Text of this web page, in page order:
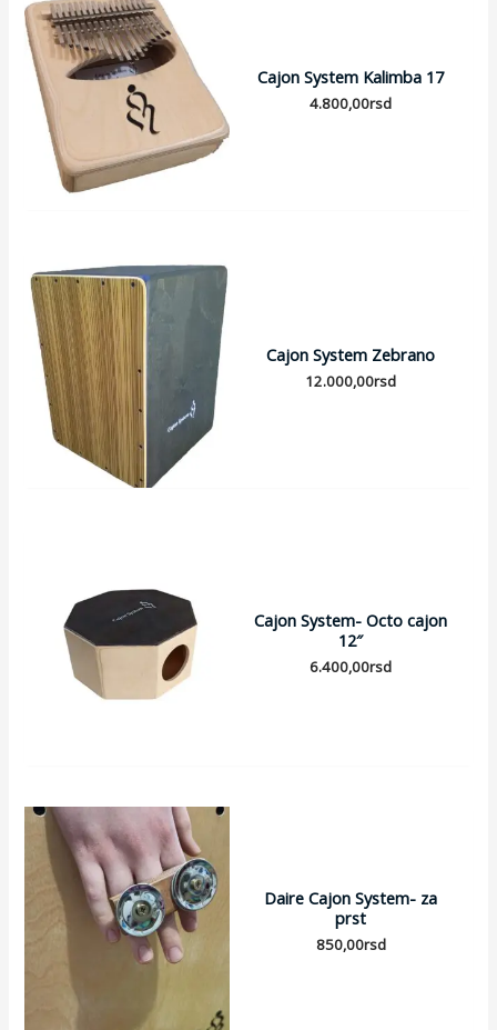
Cajon System Kalimba 17
4.800,00rsd
Cajon System Zebrano
12.000,00rsd
Cajon System- Octo cajon
12″
6.400,00rsd
Daire Cajon System- za
prst
850,00rsd